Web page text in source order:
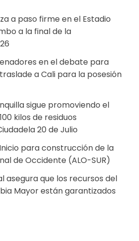
a paso firme en el Estadio
a la final de la
en el debate para
a Cali para la posesión
sigue promoviendo el
kilos de residuos
20 de Julio
para construcción de la
de Occidente (ALO-SUR)
asegura que los recursos del
Mayor están garantizados